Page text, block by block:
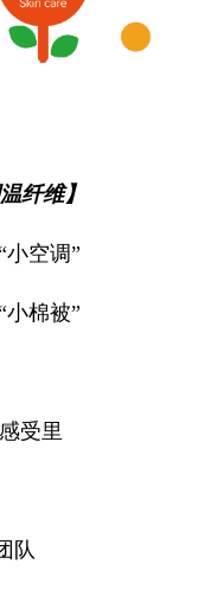
纤维】
小空调”
棉被”
受里
队